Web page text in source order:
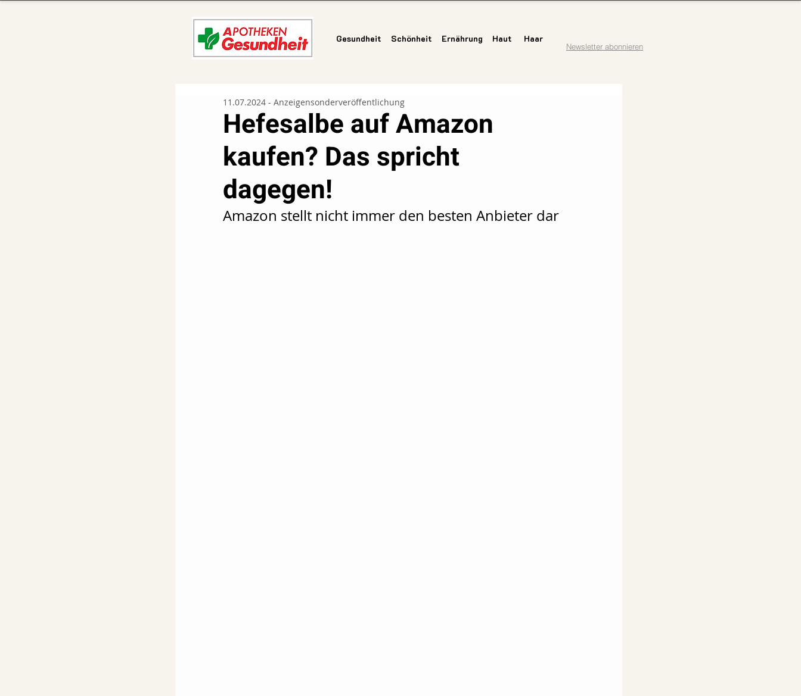
Gesundheit Schönheit Ernährung Haut Haar
Newsletter abonnieren
Hefesalbe auf Amazon
kaufen? Das spricht
dagegen!
11.07.2024 - Anzeigensonderveröffentlichung
Amazon stellt nicht immer den besten Anbieter dar